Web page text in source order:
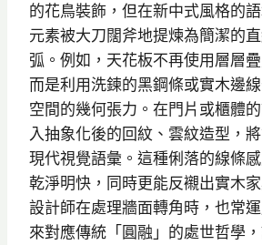
的花鳥裝飾，但在新中式風格的
元素被大刀闊斧地提煉為簡潔的
弧。例如，天花板不再使用層層
而是利用洗鍊的黑鋼條或實木邊
空間的幾何張力。在門片或櫃體
入抽象化後的回紋、雲紋造型，
現代視覺語彙。這種俐落的線條
乾淨明快，同時更能反襯出實木
設計師在處理牆面轉角時，也常
來對應傳統「圓融」的處世哲學